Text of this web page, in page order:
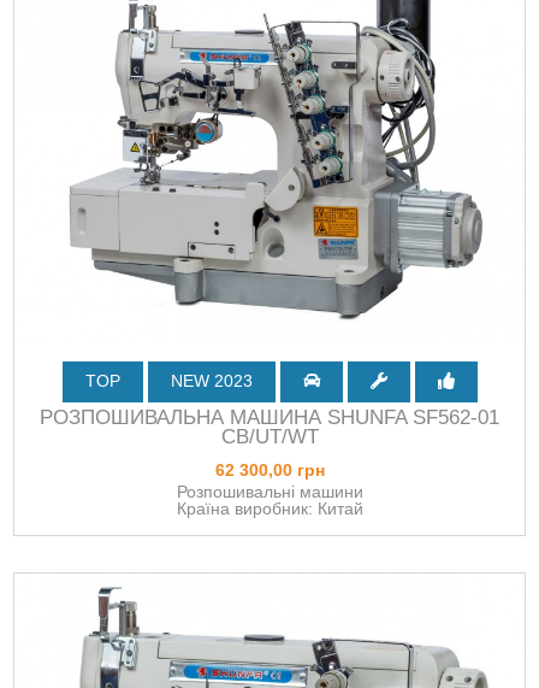
TOP NEW 2023
РОЗПОШИВАЛЬНА МАШИНА SHUNFA SF562-01
СB/UT/WT
62 300,00 грн
Розпошивальні машини
Країна виробник: Китай